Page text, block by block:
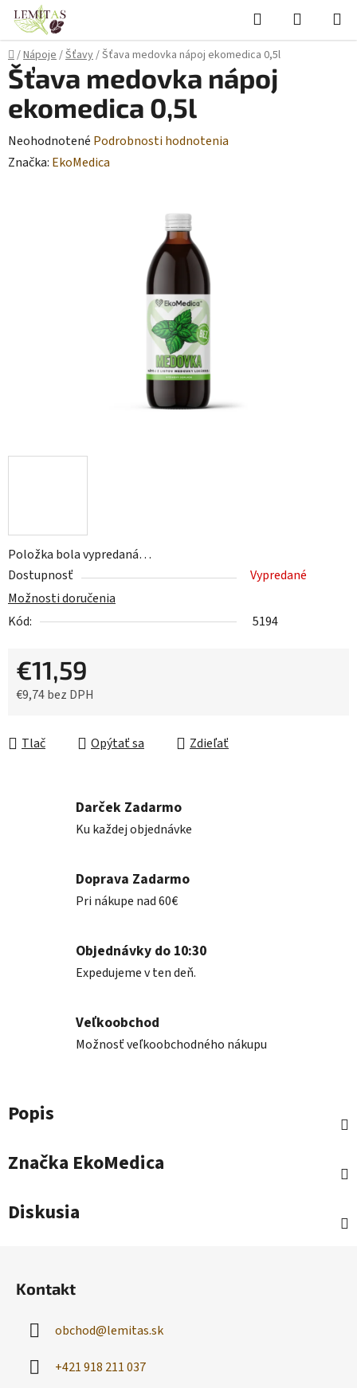
Prejsť
obsah
Hľadať
KOŠÍK
Domov
/Nápoje/Šťavy/Šťava medovka nápoj ekomedica 0,5l
Položka bola vypredaná…
Dostupnosť
Vypredané
Možnosti doručenia
Kód:
5194
€11,59
€9,74 bez DPH
Tlač
Opýtať sa Zdieľať
Šťava medovka nápoj
ekomedica 0,5l
Priemerné
hodnotenie
Neohodnotené Podrobnosti hodnotenia
Značka: EkoMedica
Darček Zadarmo
Ku každej objednávke
Doprava Zadarmo
Pri nákupe nad 60€
Objednávky do 10:30
Expedujeme v ten deň.
Veľkoobchod
Možnosť veľkoobchodného nákupu
Popis
Značka EkoMedica
Diskusia
Kontakt
obchod@lemitas.sk
+421 918 211 037